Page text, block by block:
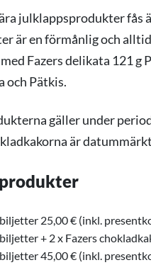
julklappsprodukter fås
är en förmånlig och
Fazers delikata 121 g
och Pätkis.
gäller under
är
25,00 € (inkl.
+ 2 x Fazers
45,00 € (inkl.